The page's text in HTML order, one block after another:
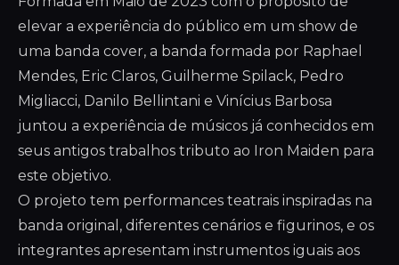
elevar a experiência do público em um show de
uma banda cover, a banda formada por Raphael
Mendes, Eric Claros, Guilherme Spilack, Pedro
Migliacci, Danilo Bellintani e Vinícius Barbosa
juntou a experiência de músicos já conhecidos em
seus antigos trabalhos tributo ao Iron Maiden para
este objetivo.
O projeto tem performances teatrais inspiradas na
banda original, diferentes cenários e figurinos, e os
integrantes apresentam instrumentos iguais aos